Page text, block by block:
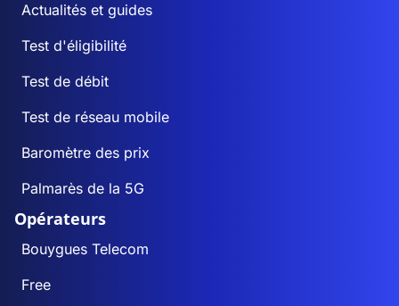
Actualités et guides
Test d'éligibilité
Test de débit
Test de réseau mobile
Baromètre des prix
Palmarès de la 5G
Opérateurs
Bouygues Telecom
Free